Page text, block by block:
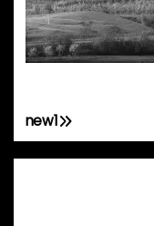
N
a
new1